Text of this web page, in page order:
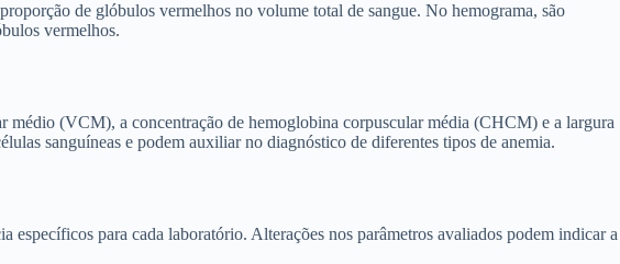
de glóbulos vermelhos no volume total de sangue. No hemograma, são
vermelhos.
médio (VCM), a concentração de hemoglobina corpuscular média (CHCM) e a largura
sanguíneas e podem auxiliar no diagnóstico de diferentes tipos de anemia.
para cada laboratório. Alterações nos parâmetros avaliados podem indicar a